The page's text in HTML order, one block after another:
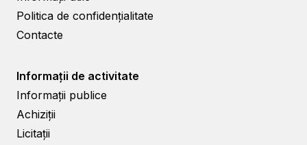
Politica de confidențialitate
Contacte
Informații de activitate
Informații publice
Achiziții
Licitații